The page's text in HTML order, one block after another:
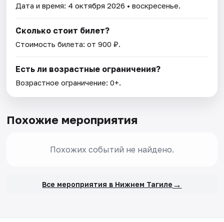
Дата и время: 4 октября 2026 • воскресенье.
Сколько стоит билет?
Стоимость билета: от 900 ₽.
Есть ли возрастные ограничения?
Возрастное ограничение: 0+.
Похожие мероприятия
Похожих событий не найдено.
Все мероприятия в Нижнем Тагиле →